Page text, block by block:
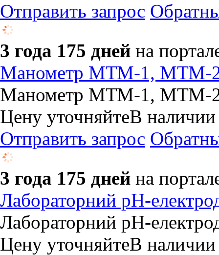
Отправить запрос
3 года 175 дней на
Манометр МТМ-1,
Манометр МТМ-1,
Цену уточняйтеВ наличии
Отправить запрос
3 года 175 дней на
Лабораторний pH-
Лабораторний pH-
Цену уточняйтеВ наличии